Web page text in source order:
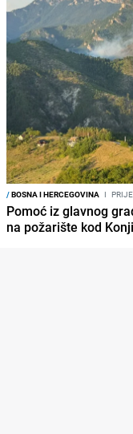
/BOSNA I HERCEGOVINA I
Pomoć iz glavnog
na požarište kod